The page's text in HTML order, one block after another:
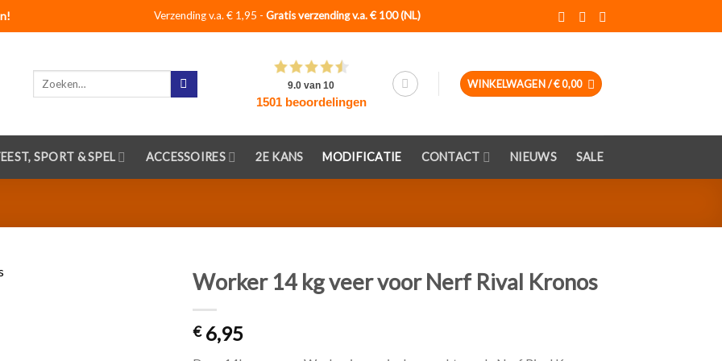
Verzending v.a. € 1,95 - Gratis verzending v.a. € 100 (NL)
Zoeken
WINKELWAGEN /€0,00
SPORT & SPEL ACCESSOIRES 2E KANS MODIFICATIE CONTACT NIEUWS SALE
Worker 14 kg veer voor Nerf Rival Kronos
€6,95